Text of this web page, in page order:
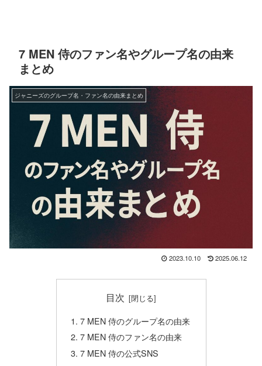
7 MEN 侍のファン名やグループ名の由来
まとめ
ジャニーズのグループ名・ファン名の由来まとめ
2023.10.10 2025.06.12
目次
7 MEN 侍のグループ名の由来
7 MEN 侍のファン名の由来
7 MEN 侍の公式SNS